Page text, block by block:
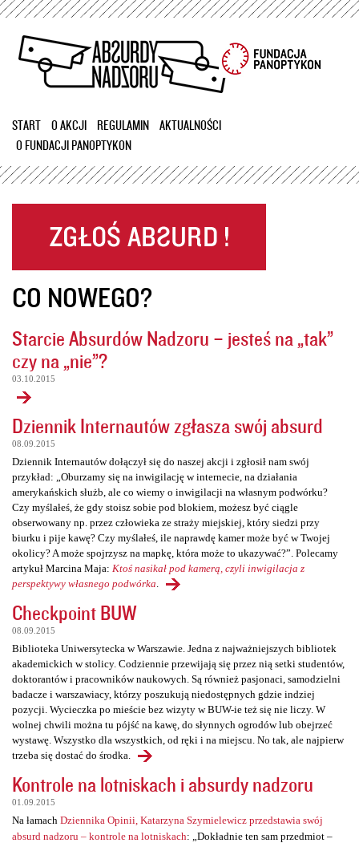
Przejdź
treści
START O AKCJI REGULAMIN
AKTUALNOŚCI
O FUNDACJI PANOPTYKON
CO NOWEGO?
Starcie Absurdów Nadzoru – jesteś na „tak”
czy na „nie”?
03.10.2015
Dziennik Internautów zgłasza swój absurd
08.09.2015
Dziennik Internautów dołączył się do naszej akcji i zgłosił nam swój
przykład: „Oburzamy się na inwigilację w internecie, na działania
amerykańskich służb, ale co wiemy o inwigilacji na własnym podwórku?
Czy myślałeś, że gdy stoisz sobie pod blokiem, możesz być ciągle
obserwowany np. przez człowieka ze straży miejskiej, który siedzi przy
biurku i pije kawę? Czy myślałeś, ile naprawdę kamer może być w Twojej
okolicy? A może spojrzysz na mapkę, która może to ukazywać?”. Polecamy
artykuł Marcina Maja: Ktoś nasikał pod kamerą, czyli inwigilacja z
perspektywy własnego podwórka
Checkpoint BUW
08.09.2015
Biblioteka Uniwersytecka w Warszawie. Jedna z najważniejszych bibliotek
akademickich w stolicy. Codziennie przewijają się przez nią setki studentów,
doktorantów i pracowników naukowych. Są również pasjonaci, samodzielni
badacze i warszawiacy, którzy poszukują niedostępnych gdzie indziej
pozycji. Wycieczka po mieście bez wizyty w BUW-ie też się nie liczy. W
wolnej chwili można tu pójść na kawę, do słynnych ogrodów lub obejrzeć
wystawę. Wszystko dla wszystkich, od ręki i na miejscu. No tak, ale najpierw
trzeba się dostać do środka.
Kontrole na lotniskach i absurdy nadzoru
01.09.2015
Na łamach Dziennika Opinii, Katarzyna Szymielewicz przedstawia swój
absurd nadzoru – kontrole na lotniskach: „Dokładnie ten sam przedmiot –